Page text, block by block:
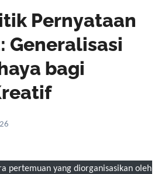
Pernyataan
Generalisasi
bagi
pertemuan yang diorganisasikan oleh